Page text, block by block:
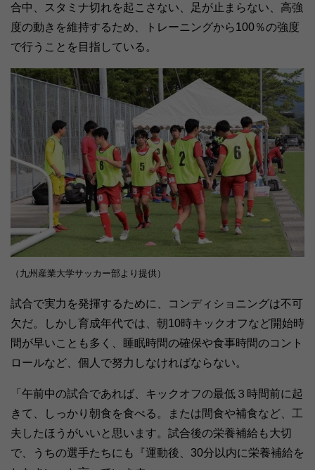
合中、スタミナ切れを起こさない、足が止まらない、高強
度の動きを維持するため、トレーニングから100％の強度
で行うことを目指している。
（九州産業大学サッカー部より提供）
試合で実力を発揮するために、コンディショニングは不可
欠だ。しかし育成年代では、朝10時キックオフなど開始時
間が早いことも多く、睡眠時間の確保や食事時間のコント
ロールなど、個人で努力しなければならない。
「午前中の試合であれば、キックオフの最低３時間前に起
きて、しっかり朝食を食べる。または間食や補食など、工
夫したほうがいいと思います。試合後の栄養補給も大切
で、うちの選手たちにも『運動後、30分以内に栄養補給を